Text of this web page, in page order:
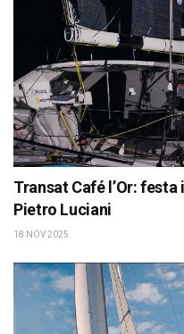
Transat Café l’Or:
Pietro Luciani
18 NOV 2025